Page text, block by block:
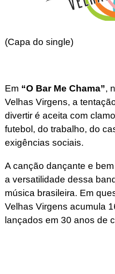
(Capa do single)
Em “O Bar Me Chama”,
Velhas Virgens, a
divertir é aceita com
futebol, do trabalho, do
exigências sociais.
A canção dançante e
a versatilidade dessa
música brasileira. Em
Velhas Virgens acumula
lançados em 30 anos de